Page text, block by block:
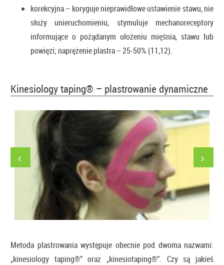
korekcyjna – koryguje nieprawidłowe ustawienie stawu, nie
służy unieruchomieniu, stymuluje mechanoreceptory
informujące o pożądanym ułożeniu mięśnia, stawu lub
powięzi; naprężenie plastra – 25-50% (11,12).
Kinesiology taping® – plastrowanie dynamiczne
Metoda plastrowania występuje obecnie pod dwoma nazwami:
„kinesiology taping®” oraz „kinesiotaping®”. Czy są jakieś